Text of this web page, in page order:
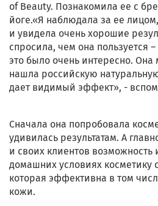
of Beauty. Познакомила ее с
йоге.«Я наблюдала за ее
и увидела очень хорошие
спросила, чем она пользуется
это было очень интересно. Она
нашла российскую
дает видимый эффект», -
Сначала она попробовала
удивилась результатам. А
и своих клиентов возможность
домашних условиях косметику
которая эффективна в том
кожи.